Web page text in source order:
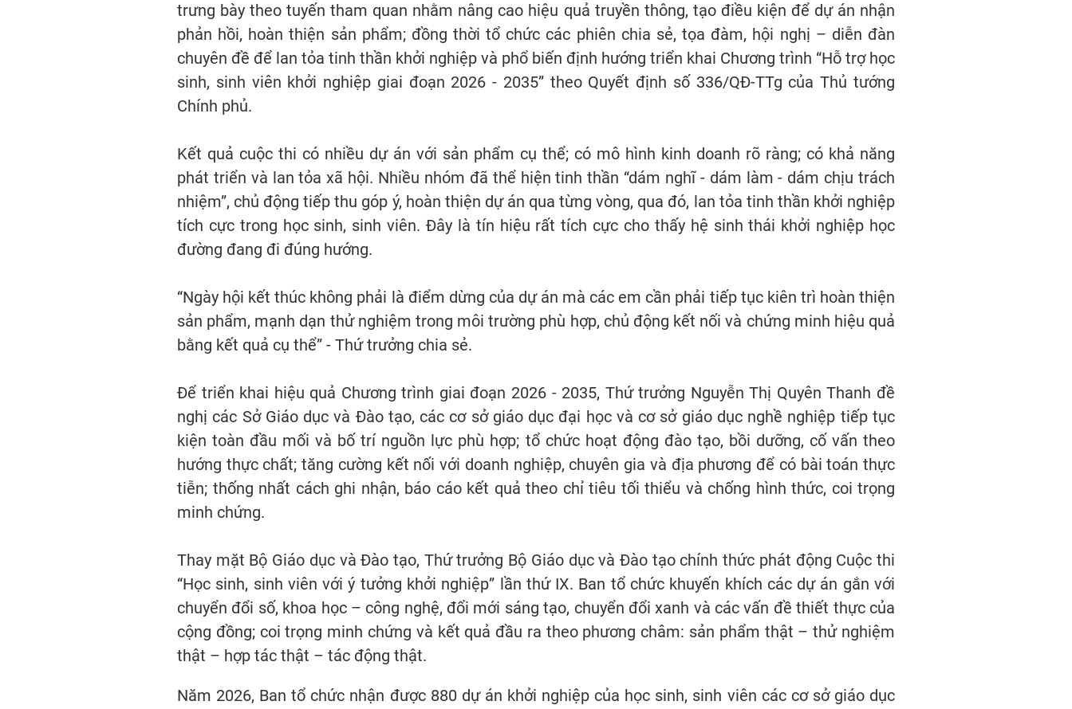
trưng bày theo tuyến tham quan nhằm nâng cao hiệu quả truyền thông, tạo điều kiện để dự án nhận
phản hồi, hoàn thiện sản phẩm; đồng thời tổ chức các phiên chia sẻ, tọa đàm, hội nghị – diễn đàn
chuyên đề để lan tỏa tinh thần khởi nghiệp và phổ biến định hướng triển khai Chương trình “Hỗ trợ học
sinh, sinh viên khởi nghiệp giai đoạn 2026 - 2035” theo Quyết định số 336/QĐ-TTg của Thủ tướng
Chính phủ.
Kết quả cuộc thi có nhiều dự án với sản phẩm cụ thể; có mô hình kinh doanh rõ ràng; có khả năng
phát triển và lan tỏa xã hội. Nhiều nhóm đã thể hiện tinh thần “dám nghĩ - dám làm - dám chịu trách
nhiệm”, chủ động tiếp thu góp ý, hoàn thiện dự án qua từng vòng, qua đó, lan tỏa tinh thần khởi nghiệp
tích cực trong học sinh, sinh viên. Đây là tín hiệu rất tích cực cho thấy hệ sinh thái khởi nghiệp học
đường đang đi đúng hướng.
“Ngày hội kết thúc không phải là điểm dừng của dự án mà các em cần phải tiếp tục kiên trì hoàn thiện
sản phẩm, mạnh dạn thử nghiệm trong môi trường phù hợp, chủ động kết nối và chứng minh hiệu quả
bằng kết quả cụ thể” - Thứ trưởng chia sẻ.
Để triển khai hiệu quả Chương trình giai đoạn 2026 - 2035, Thứ trưởng Nguyễn Thị Quyên Thanh đề
nghị các Sở Giáo dục và Đào tạo, các cơ sở giáo dục đại học và cơ sở giáo dục nghề nghiệp tiếp tục
kiện toàn đầu mối và bố trí nguồn lực phù hợp; tổ chức hoạt động đào tạo, bồi dưỡng, cố vấn theo
hướng thực chất; tăng cường kết nối với doanh nghiệp, chuyên gia và địa phương để có bài toán thực
tiễn; thống nhất cách ghi nhận, báo cáo kết quả theo chỉ tiêu tối thiểu và chống hình thức, coi trọng
minh chứng.
Thay mặt Bộ Giáo dục và Đào tạo, Thứ trưởng Bộ Giáo dục và Đào tạo chính thức phát động Cuộc thi
“Học sinh, sinh viên với ý tưởng khởi nghiệp” lần thứ IX. Ban tổ chức khuyến khích các dự án gắn với
chuyển đổi số, khoa học – công nghệ, đổi mới sáng tạo, chuyển đổi xanh và các vấn đề thiết thực của
cộng đồng; coi trọng minh chứng và kết quả đầu ra theo phương châm: sản phẩm thật – thử nghiệm
thật – hợp tác thật – tác động thật.
Năm 2026, Ban tổ chức nhận được 880 dự án khởi nghiệp của học sinh, sinh viên các cơ sở giáo dục